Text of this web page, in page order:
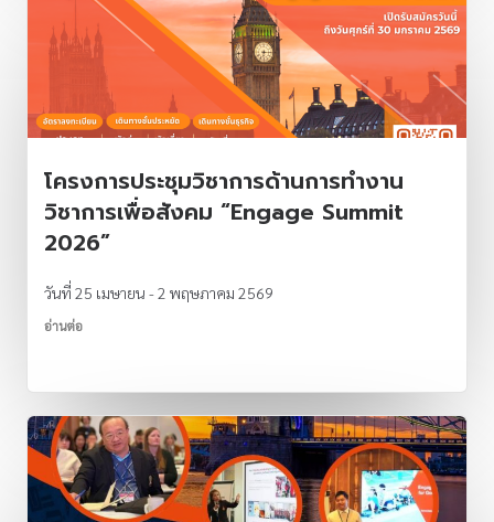
โครงการประชุมวิชาการด้านการทำงาน
วิชาการเพื่อสังคม “Engage Summit
2026”
วันที่ 25 เมษายน - 2 พฤษภาคม 2569
อ่านต่อ